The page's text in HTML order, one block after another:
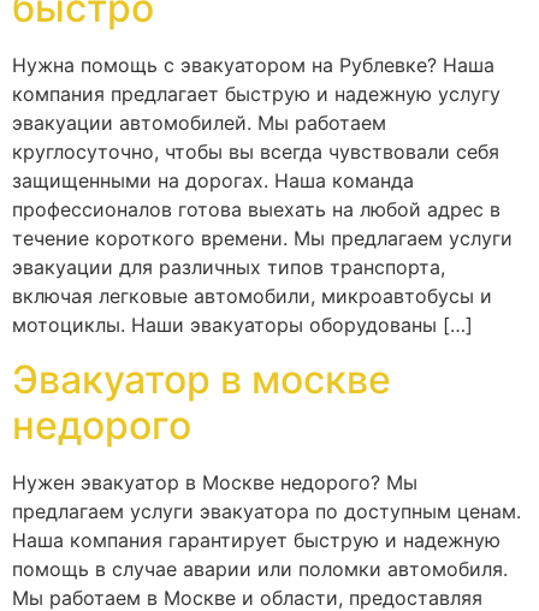
Нужна помощь с эвакуатором на Рублевке? Наша
компания предлагает быструю и надежную услугу
эвакуации автомобилей. Мы работаем
круглосуточно, чтобы вы всегда чувствовали себя
защищенными на дорогах. Наша команда
профессионалов готова выехать на любой адрес в
течение короткого времени. Мы предлагаем услуги
эвакуации для различных типов транспорта,
включая легковые автомобили, микроавтобусы и
мотоциклы. Наши эвакуаторы оборудованы […]
Эвакуатор в москве
недорого
Нужен эвакуатор в Москве недорого? Мы
предлагаем услуги эвакуатора по доступным ценам.
Наша компания гарантирует быструю и надежную
помощь в случае аварии или поломки автомобиля.
Мы работаем в Москве и области, предоставляя